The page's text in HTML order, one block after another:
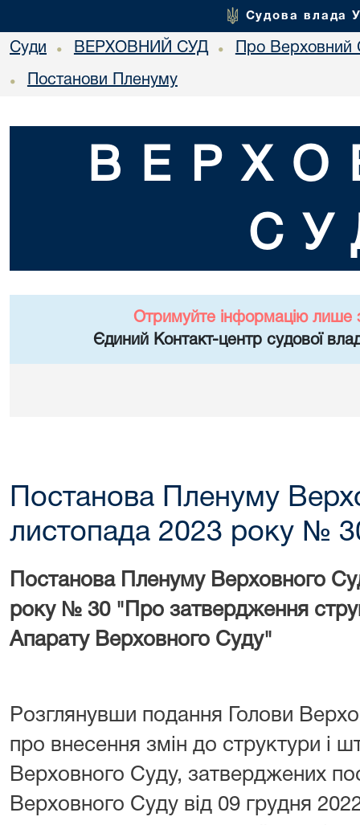
Судова влада
Суди • ВЕРХОВНИЙ СУД • Про Верховний
• Постанови Пленуму
Отримуйте інформацію лише
Єдиний Контакт-центр судової
Постанова Пленуму
листопада 2023 року №
Постанова Пленуму Верховного
року № 30 "Про затвердження
Апарату Верховного Суду"
Розглянувши подання Голови
про внесення змін до структури і
Верховного Суду, затверджених
Верховного Суду від 09 грудня